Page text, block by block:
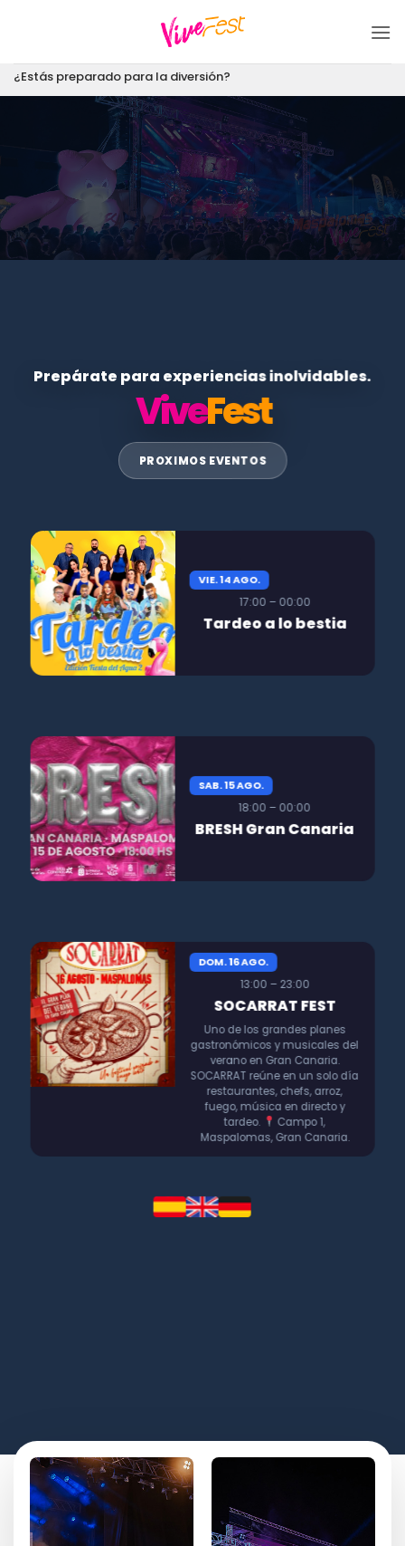
¿Estás preparado para la diversión?
Prepárate para experiencias inolvidables.
ViveFest
PROXIMOS EVENTOS
VIE. 14 AGO.
17:00 – 00:00
Tardeo a lo bestia
SAB. 15 AGO.
18:00 – 00:00
BRESH Gran Canaria
DOM. 16 AGO.
13:00 – 23:00
SOCARRAT FEST
Uno de los grandes planes
gastronómicos y musicales del
verano en Gran Canaria.
SOCARRAT reúne en un solo día
restaurantes, chefs, arroz,
fuego, música en directo y
tardeo.
Campo 1,
Maspalomas, Gran Canaria.